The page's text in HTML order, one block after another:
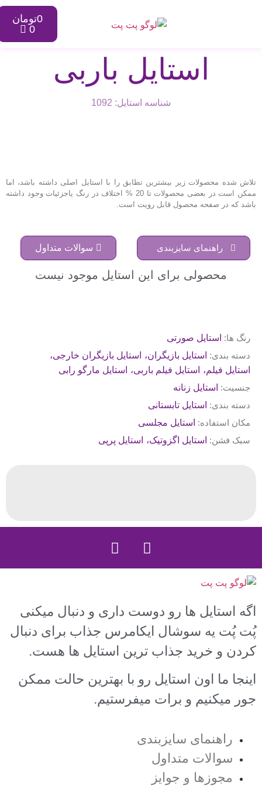
0تومان
0
استایل باربی
شناسه استایل: 1092
تلاش شده محصولات زیر بیشترین تطابق را با استایل اصلی داشته باشد، اما
ممکن است در بعضی محصولات تا 20 % اختلاف در رنگ یاجزئیات وجود داشته
باشد که در صفحه محصول قابل رویت است.
راهنمای سایزبندی سوالات متداول
محصولی برای این استایل موجود نیست
رنگ ها: استایل صورتی
دسته بندی: استایل بازیگران، استایل بازیگران خارجی ،
استایل فیلم، استایل فیلم باربی ،
استایل مارگو رابی
جنسیت: استایل زنانه
دسته بندی: استایل تابستانی
مکان استفاده: استایل مجلسی
سبک فشن: استایل اگزوتیک، استایل پرپی
اگه استایل ها رو دوست داری و دنبال میکنی
پُت پُت یه سوشال ایکامرس جذاب برای دنبال
کردن و خرید جذاب ترین استایل ها هست.
اینجا ما اون استایل رو با بهترین حالت ممکن
جور میکنیم و برات میفرستیم.
راهنمای سایزبندی
سوالات متداول
مجوزها و جوایز